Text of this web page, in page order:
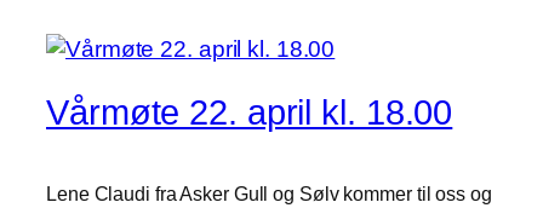
Vårmøte 22. april kl. 18.00
Lene Claudi fra Asker Gull og Sølv kommer til oss og